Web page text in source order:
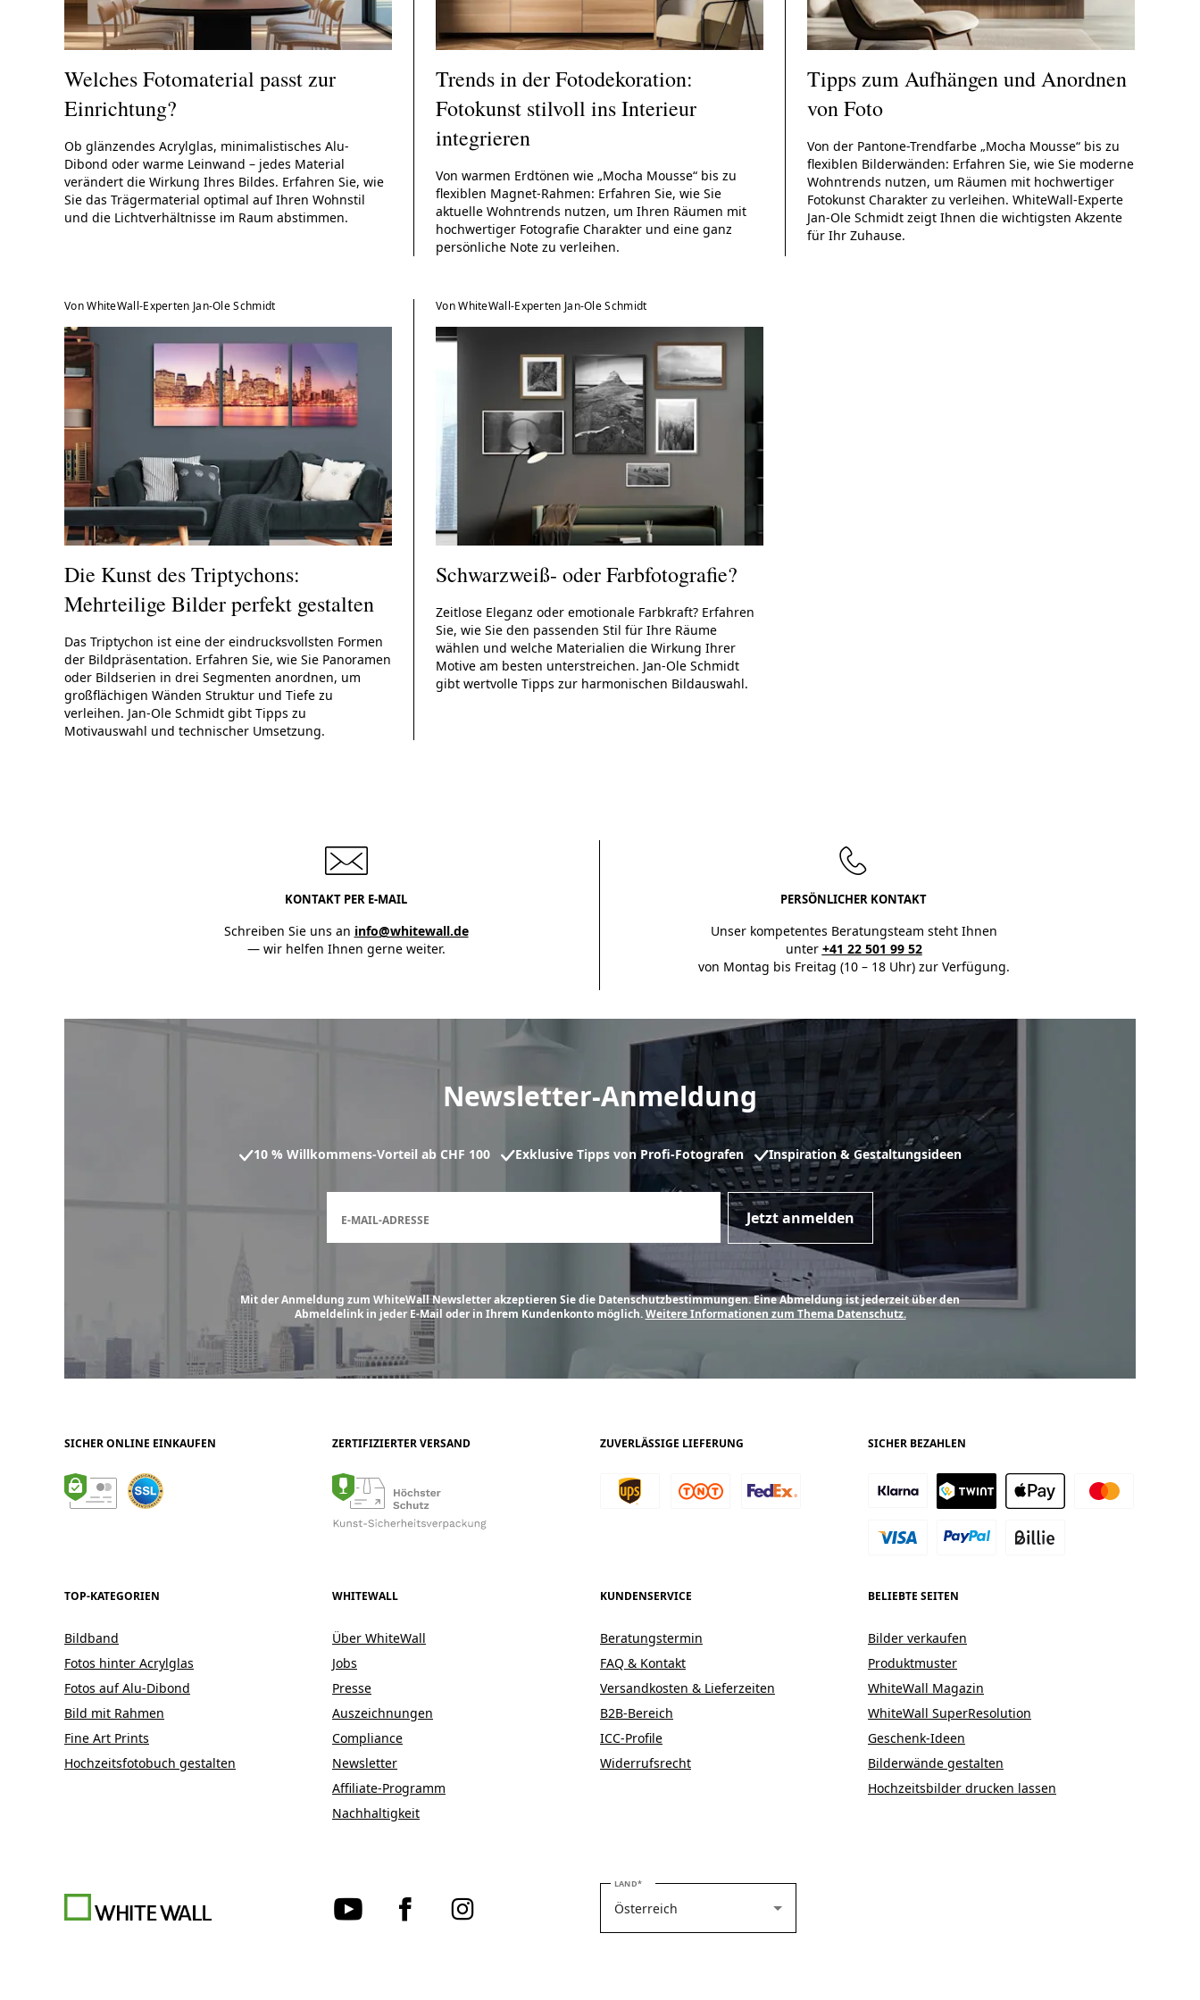
Passepartout-
Rahmen
Slimline-Einfassung
Foto im Pop Art
Rahmen
WhiteWall Design
Besau-Marguerre
Foto-Abzug Ilford
Foto-Abzug auf
Wechselrahmen
WhiteWall
SuperResolution
Welches Fotomaterial passt zur
Einrichtung?
Ob glänzendes Acrylglas, minimalistisches Alu-
Dibond oder warme Leinwand – jedes Material
verändert die Wirkung Ihres Bildes. Erfahren Sie, wie
Sie das Trägermaterial optimal auf Ihren Wohnstil
und die Lichtverhältnisse im Raum abstimmen.
Trends in der Fotodekoration:
Fotokunst stilvoll ins Interieur
integrieren
Von warmen Erdtönen wie „Mocha Mousse“ bis zu
flexiblen Magnet-Rahmen: Erfahren Sie, wie Sie
aktuelle Wohntrends nutzen, um Ihren Räumen mit
hochwertiger Fotografie Charakter und eine ganz
persönliche Note zu verleihen.
Tipps zum Aufhängen und Anordnen
von Foto
Von der Pantone-Trendfarbe „Mocha Mousse“ bis zu
flexiblen Bilderwänden: Erfahren Sie, wie Sie moderne
Wohntrends nutzen, um Räumen mit hochwertiger
Fotokunst Charakter zu verleihen. WhiteWall-Experte
Jan-Ole Schmidt zeigt Ihnen die wichtigsten Akzente
für Ihr Zuhause.
Von WhiteWall-Experten Jan-Ole Schmidt
Die Kunst des Triptychons:
Mehrteilige Bilder perfekt gestalten
Das Triptychon ist eine der eindrucksvollsten Formen
der Bildpräsentation. Erfahren Sie, wie Sie Panoramen
oder Bildserien in drei Segmenten anordnen, um
großflächigen Wänden Struktur und Tiefe zu
verleihen. Jan-Ole Schmidt gibt Tipps zu
Motivauswahl und technischer Umsetzung.
Von WhiteWall-Experten Jan-Ole Schmidt
Schwarzweiß- oder Farbfotografie?
Zeitlose Eleganz oder emotionale Farbkraft? Erfahren
Sie, wie Sie den passenden Stil für Ihre Räume
wählen und welche Materialien die Wirkung Ihrer
Motive am besten unterstreichen. Jan-Ole Schmidt
gibt wertvolle Tipps zur harmonischen Bildauswahl.
KONTAKT PER E-MAIL
Schreiben Sie uns an info@whitewall.de
— wir helfen Ihnen gerne weiter.
PERSÖNLICHER KONTAKT
Unser kompetentes Beratungsteam steht Ihnen
unter +41 22 501 99 52
von Montag bis Freitag (10 – 18 Uhr) zur Verfügung.
Newsletter-Anmeldung
10 % Willkommens-Vorteil ab CHF 100 Exklusive Tipps von Profi-Fotografen Inspiration & Gestaltungsideen
Anmeldeformular für den Newsletter
E-MAIL-ADRESSE Jetzt anmelden
Mit der Anmeldung zum WhiteWall Newsletter akzeptieren Sie die Datenschutzbestimmungen. Eine Abmeldung ist jederzeit über den
Abmeldelink in jeder E-Mail oder in Ihrem Kundenkonto möglich.Weitere Informationen zum Thema Datenschutz.
SICHER ONLINE EINKAUFEN ZERTIFIZIERTER VERSAND ZUVERLÄSSIGE LIEFERUNG SICHER BEZAHLEN
TOP-KATEGORIEN
Bildband
Fotos hinter Acrylglas
Fotos auf Alu-Dibond
Bild mit Rahmen
Fine Art Prints
Hochzeitsfotobuch gestalten
WHITEWALL
Über WhiteWall
Jobs
Presse
Auszeichnungen
Compliance
Newsletter
Affiliate-Programm
Nachhaltigkeit
KUNDENSERVICE
Beratungstermin
FAQ & Kontakt
Versandkosten & Lieferzeiten
B2B-Bereich
ICC-Profile
Widerrufsrecht
BELIEBTE SEITEN
Bilder verkaufen
Produktmuster
WhiteWall Magazin
WhiteWall SuperResolution
Geschenk-Ideen
Bilderwände gestalten
Hochzeitsbilder drucken lassen
LANDBITTE WÄHLEN SIE IHR LAND